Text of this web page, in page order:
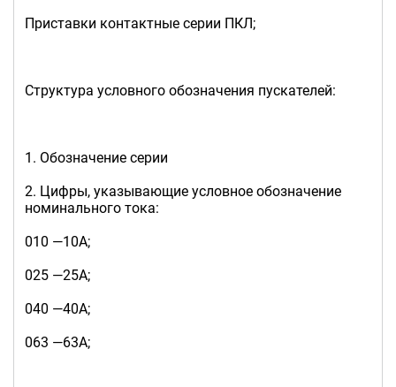
Приставки контактные серии ПКЛ;
Структура условного обозначения пускателей:
1. Обозначение серии
2. Цифры, указывающие условное обозначение
номинального тока:
010 —10А;
025 —25А;
040 —40А;
063 —63А;